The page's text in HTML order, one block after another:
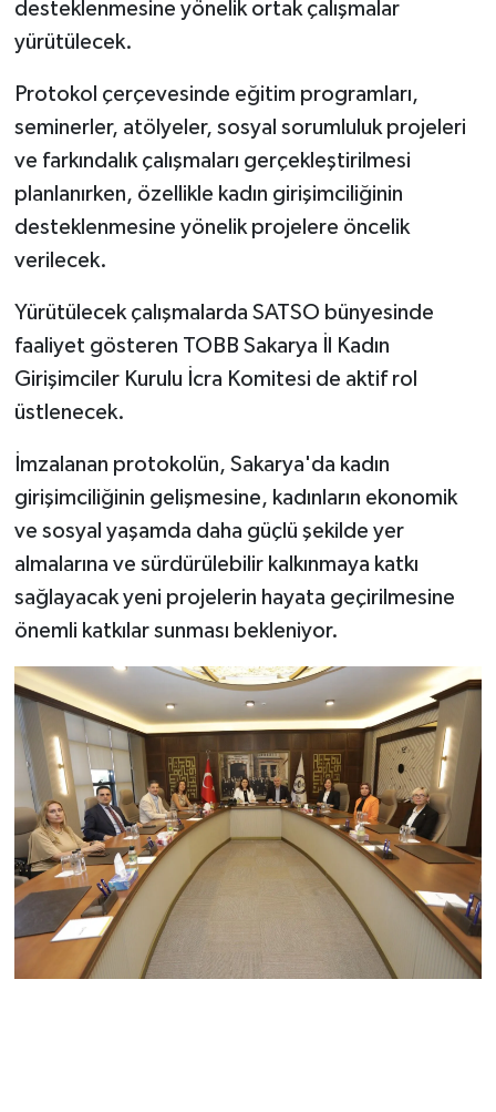
desteklenmesine yönelik ortak çalışmalar
yürütülecek.
Protokol çerçevesinde eğitim programları,
seminerler, atölyeler, sosyal sorumluluk projeleri
ve farkındalık çalışmaları gerçekleştirilmesi
planlanırken, özellikle kadın girişimciliğinin
desteklenmesine yönelik projelere öncelik
verilecek.
Yürütülecek çalışmalarda SATSO bünyesinde
faaliyet gösteren TOBB Sakarya İl Kadın
Girişimciler Kurulu İcra Komitesi de aktif rol
üstlenecek.
İmzalanan protokolün, Sakarya'da kadın
girişimciliğinin gelişmesine, kadınların ekonomik
ve sosyal yaşamda daha güçlü şekilde yer
almalarına ve sürdürülebilir kalkınmaya katkı
sağlayacak yeni projelerin hayata geçirilmesine
önemli katkılar sunması bekleniyor.